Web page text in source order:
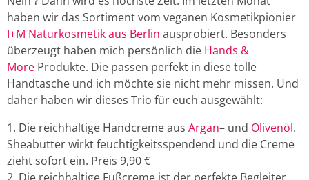
haben wir das Sortiment vom veganen Kosmetikpionier
I+M Naturkosmetik aus Berlin ausprobiert. Besonders
überzeugt haben mich persönlich die Hands &
More Produkte. Die passen perfekt in diese tolle
Handtasche und ich möchte sie nicht mehr missen. Und
daher haben wir dieses Trio für euch ausgewählt:
Die reichhaltige Handcreme aus Argan– und Olivenöl.
Sheabutter wirkt feuchtigkeitsspendend und die Creme
zieht sofort ein. Preis 9,90 €